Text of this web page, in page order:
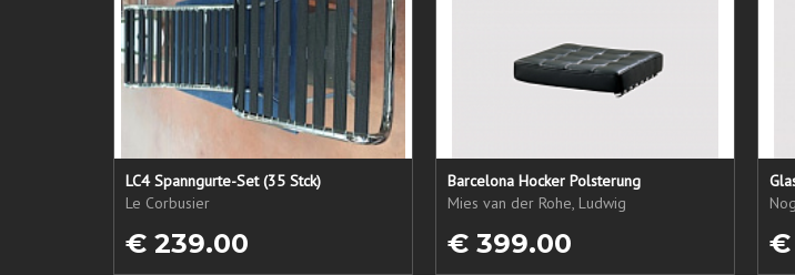
LC4 Spanngurte-Set (35 Stck)
Le Corbusier
€ 239.00
Barcelona Hocker Polsterung
Mies van der Rohe, Ludwig
€ 399.00 €